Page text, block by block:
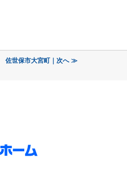
佐世保市大宮町｜次へ ≫